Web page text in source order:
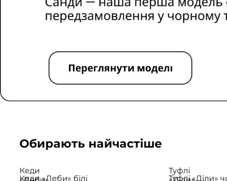
Обирають найчастіше
Кеди
Кеди «Леби» білі
Туфлі
Туфлі «Діли»